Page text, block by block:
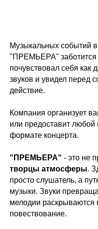
Музыкальных событий
"ПРЕМЬЕРА" заботится
почувствовал себя как
звуков и увидел перед
действие.
Компания организует
или предоставит любой
формате концерта.
"ПРЕМЬЕРА" - это не
творцы атмосферы.
просто слушатель, а
музыки. Звуки
мелодии раскрываются
повествование.